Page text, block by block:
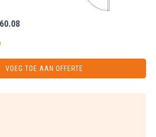
VOEG TOE AAN OFFERTE